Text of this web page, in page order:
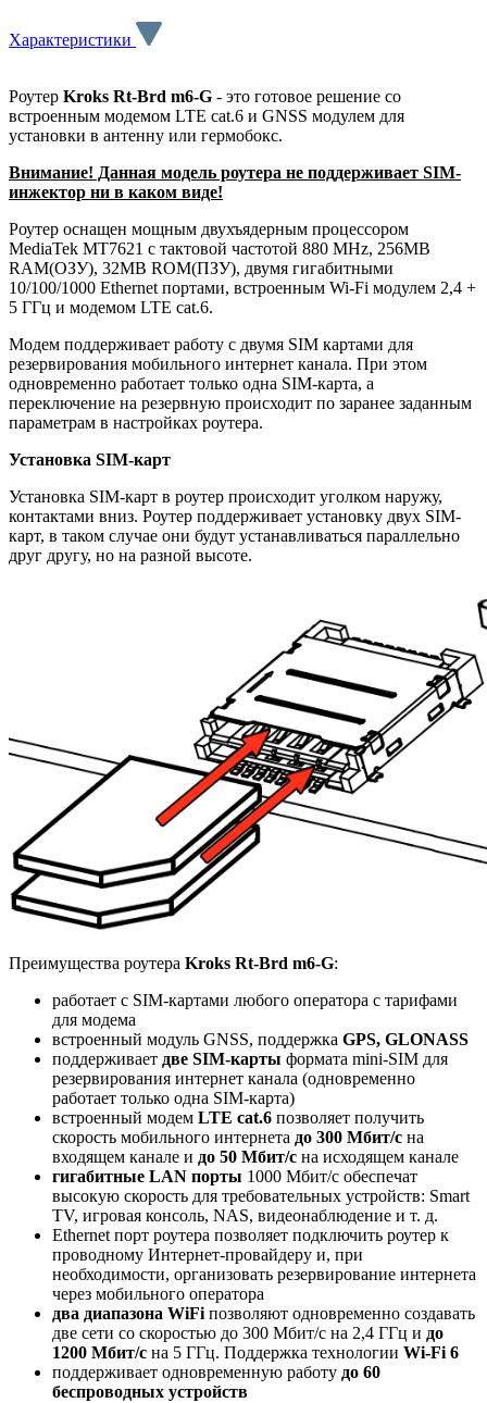
Характеристики
Роутер Kroks Rt-Brd m6-G - это готовое решение со
встроенным модемом LTE cat.6 и GNSS модулем для
установки в антенну или гермобокс.
Внимание! Данная модель роутера не поддерживает SIM-
инжектор ни в каком виде!
Роутер оснащен мощным двухъядерным процессором
MediaTek MT7621 с тактовой частотой 880 МHz, 256MB
RAM(ОЗУ), 32МВ ROM(ПЗУ), двумя гигабитными
10/100/1000 Ethernet портами, встроенным Wi-Fi модулем 2,4 +
5 ГГц и модемом LTE cat.6.
Модем поддерживает работу с двумя SIM картами для
резервирования мобильного интернет канала. При этом
одновременно работает только одна SIM-карта, а
переключение на резервную происходит по заранее заданным
параметрам в настройках роутера.
Установка SIM-карт
Установка SIM-карт в роутер происходит уголком наружу,
контактами вниз. Роутер поддерживает установку двух SIM-
карт, в таком случае они будут устанавливаться параллельно
друг другу, но на разной высоте.
Преимущества роутера Kroks Rt-Brd m6-G:
работает с SIM-картами любого оператора с тарифами
для модема
встроенный модуль GNSS, поддержка GPS, GLONASS
поддерживает две SIM-карты формата mini-SIM для
резервирования интернет канала (одновременно
работает только одна SIM-карта)
встроенный модем LTE cat.6 позволяет получить
скорость мобильного интернета до 300 Мбит/c на
входящем канале и до 50 Мбит/c на исходящем канале
гигабитные LAN порты 1000 Мбит/c обеспечат
высокую скорость для требовательных устройств: Smart
TV, игровая консоль, NAS, видеонаблюдение и т. д.
Ethernet порт роутера позволяет подключить роутер к
проводному Интернет-провайдеру и, при
необходимости, организовать резервирование интернета
через мобильного оператора
два диапазона WiFi позволяют одновременно создавать
две сети со скоростью до 300 Мбит/с на 2,4 ГГц и до
1200 Мбит/с на 5 ГГц. Поддержка технологии Wi-Fi 6
поддерживает одновременную работу до 60
беспроводных устройств